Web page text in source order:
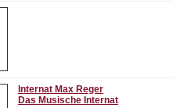
Internat Max Reger
Das Musische Internat